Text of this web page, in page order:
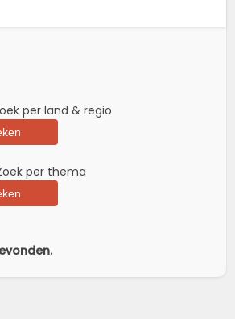
per land & regio
per thema